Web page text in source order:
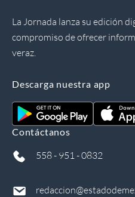
La Jornada lanza su edición
compromiso de ofrecer
veraz.
Descarga nuestra app
Contáctanos
558 - 951 - 0832